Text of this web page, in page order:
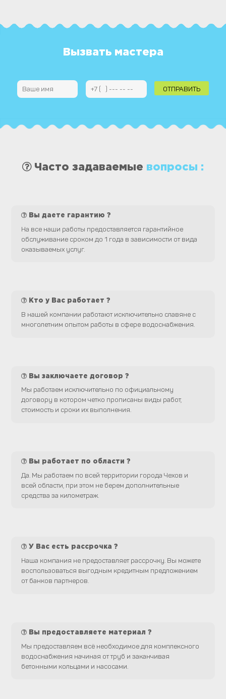
Вызвать мастера
Часто задаваемые вопросы :
Вы даете гарантию ?
На все наши работы предоставляется гарантийное
обслуживание сроком до 1 года в зависимости от вида
оказываемых услуг.
Кто у Вас работает ?
В нашей компании работают исключительно славяне с
многолетним опытом работы в сфере водоснабжения.
Вы заключаете договор ?
Мы работаем исключительно по официальному
договору в котором четко прописаны виды работ,
стоимость и сроки их выполнения.
Вы работает по области ?
Да. Мы работаем по всей территории города Чехов и
всей области, при этом не берем дополнительные
средства за километраж.
У Вас есть рассрочка ?
Наша компания не предоставляет рассрочку. Вы можете
воспользоваться выгодным кредитным предложением
от банков партнеров.
Вы предоставляете материал ?
Мы предоставляем всё необходимое для комплексного
водоснабжения начиная от труб и заканчивая
бетонными кольцами и насосами.